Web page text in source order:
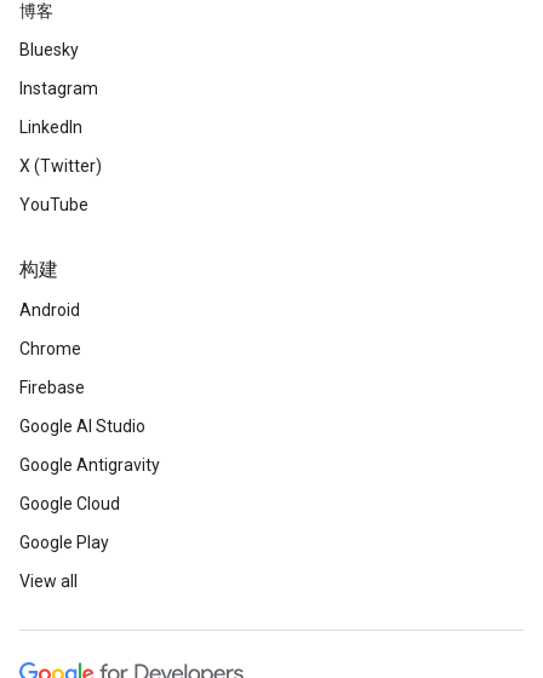
博客
Bluesky
Instagram
LinkedIn
X (Twitter)
YouTube
构建
Android
Chrome
Firebase
Google AI Studio
Google Antigravity
Google Cloud
Google Play
View all